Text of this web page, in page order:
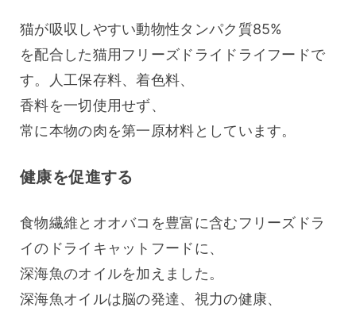
猫が吸収しやすい動物性タンパク質85%
を配合した猫用フリーズドライドライフードで
す。人工保存料、着色料、
香料を一切使用せず、
常に本物の肉を第一原材料としています。
健康を促進する
食物繊維とオオバコを豊富に含むフリーズドラ
イのドライキャットフードに、
深海魚のオイルを加えました。
深海魚オイルは脳の発達、視力の健康、